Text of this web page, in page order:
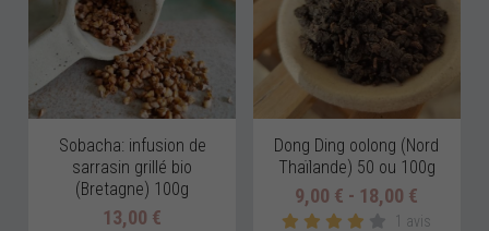
Sobacha: infusion de
sarrasin grillé bio
(Bretagne) 100g
13,00 €
Dong Ding oolong (Nord
Thaïlande) 50 ou 100g
9,00 € - 18,00 €
1 avis